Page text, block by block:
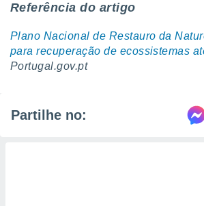
Referência do artigo
Plano Nacional de Restauro da
para recuperação de ecossistemas
Portugal.gov.pt
Partilhe no: